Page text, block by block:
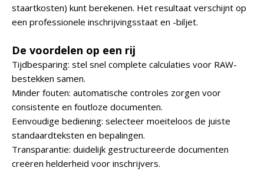
staartkosten) kunt berekenen. Het resultaat verschijnt op
een professionele inschrijvingsstaat en -biljet.
De voordelen op een rij
Tijdbesparing: stel snel complete calculaties voor RAW-
bestekken samen.
Minder fouten: automatische controles zorgen voor
consistente en foutloze documenten.
Eenvoudige bediening: selecteer moeiteloos de juiste
standaardteksten en bepalingen.
Transparantie: duidelijk gestructureerde documenten
creëren helderheid voor inschrijvers.